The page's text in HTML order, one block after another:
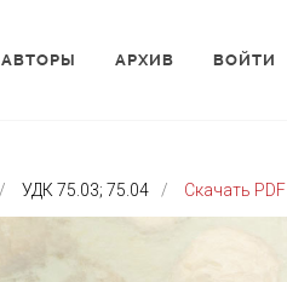
АВТОРЫ АРХИВ ВОЙТИ
УДК 75.03; 75.04 Скачать PDF